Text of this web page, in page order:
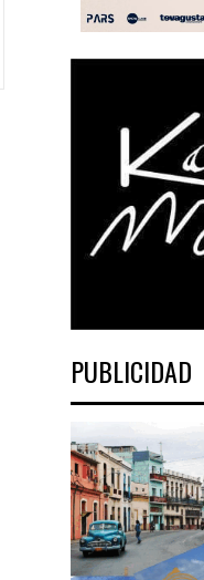
PUBLICIDAD